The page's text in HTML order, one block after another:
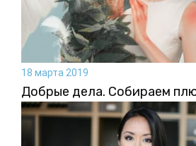
18 марта 2019
Добрые дела. Собираем